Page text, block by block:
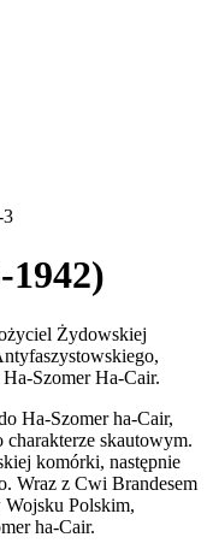
1942)
Żydowskiej
Szomer Ha-Cair.
Ha-Szomer ha-Cair,
skautowym.
komórki, następnie
Wraz z Cwi Brandesem
Wojsku Polskim,
ha-Cair.